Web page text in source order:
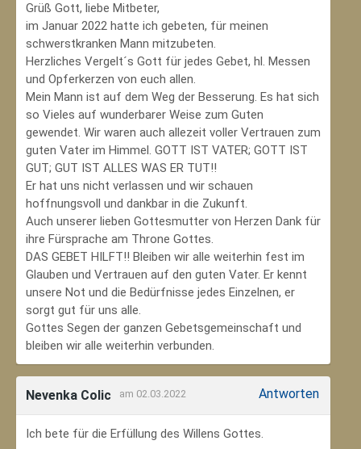
Grüß Gott, liebe Mitbeter,
im Januar 2022 hatte ich gebeten, für meinen
schwerstkranken Mann mitzubeten.
Herzliches Vergelt´s Gott für jedes Gebet, hl. Messen
und Opferkerzen von euch allen.
Mein Mann ist auf dem Weg der Besserung. Es hat sich
so Vieles auf wunderbarer Weise zum Guten
gewendet. Wir waren auch allezeit voller Vertrauen zum
guten Vater im Himmel. GOTT IST VATER; GOTT IST
GUT; GUT IST ALLES WAS ER TUT!!
Er hat uns nicht verlassen und wir schauen
hoffnungsvoll und dankbar in die Zukunft.
Auch unserer lieben Gottesmutter von Herzen Dank für
ihre Fürsprache am Throne Gottes.
DAS GEBET HILFT!! Bleiben wir alle weiterhin fest im
Glauben und Vertrauen auf den guten Vater. Er kennt
unsere Not und die Bedürfnisse jedes Einzelnen, er
sorgt gut für uns alle.
Gottes Segen der ganzen Gebetsgemeinschaft und
bleiben wir alle weiterhin verbunden.
Nevenka Colic am 02.03.2022 Antworten
Ich bete für die Erfüllung des Willens Gottes.